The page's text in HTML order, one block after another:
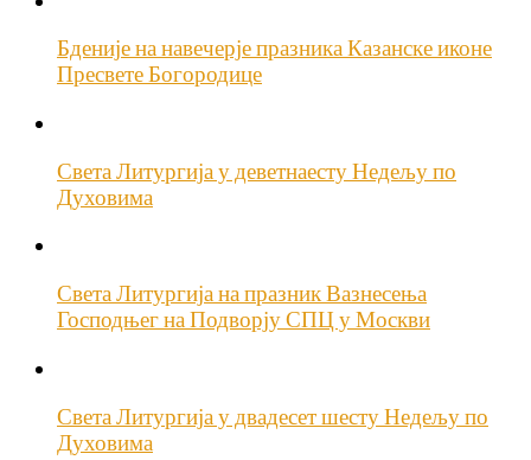
Бденије на навечерје празника Казанске иконе
Пресвете Богородице
Света Литургија у деветнаесту Недељу по
Духовима
Света Литургија на празник Вазнесења
Господњег на Подворју СПЦ у Москви
Света Литургија у двадесет шесту Недељу по
Духовима